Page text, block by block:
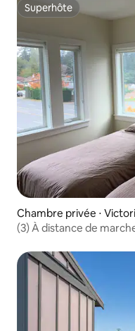
Superhôte
Superhôte
Chambre privée ⋅
(3) À distance de